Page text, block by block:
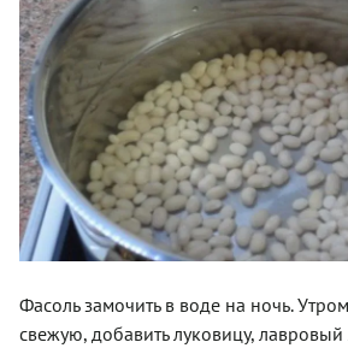
Фасоль замочить в воде на ночь.
свежую, добавить луковицу, лавровый